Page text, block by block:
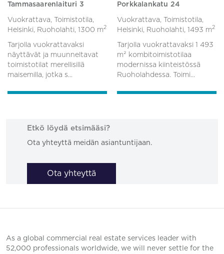
Tammasaarenlaituri 3
Vuokrattava, Toimistotila,
Helsinki, Ruoholahti, 1300 m2
Tarjolla vuokrattavaksi
näyttävät ja muunneltavat
toimistotilat merellisillä
maisemilla, jotka s...
Porkkalankatu 24
Vuokrattava, Toimistotila,
Helsinki, Ruoholahti, 1493 m2
Tarjolla vuokrattavaksi 1 493
m² kombitoimistotilaa
modernissa kiinteistössä
Ruoholahdessa. Toimi...
Etkö löydä etsimääsi?
Ota yhteyttä meidän asiantuntijaan.
Ota yhteyttä
As a global commercial real estate services leader with
52,000 professionals worldwide, we will never settle for the